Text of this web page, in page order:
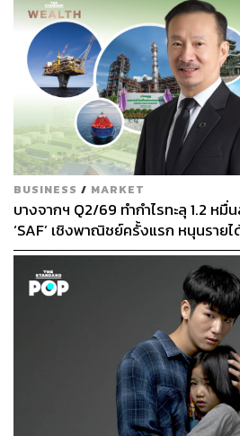
BUSINESS / MARKET
บางจากฯ Q2/69 ทำกำไรทะลุ 1.2 หมื่
‘SAF’ เชิงพาณิชย์ครั้งแรก หนุนราย
ล้าน